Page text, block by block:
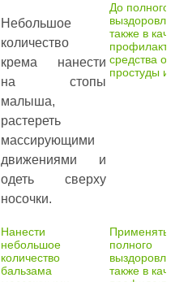
Небольшое
количество
крема нанести
на стопы
малыша,
растереть
массирующими
движениями и
одеть сверху
носочки.
До полного
также в
средства от
простуды и
Нанести
небольшое
количество
бальзама
Применять до
полного
также в